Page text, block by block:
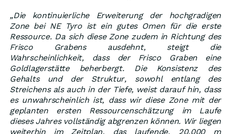
„Die kontinuierliche Erweiterung der hochgradigen
Zone bei NE Tyro ist ein gutes Omen für die erste
Ressource. Da sich diese Zone zudem in Richtung des
Frisco Grabens ausdehnt, steigt die
Wahrscheinlichkeit, dass der Frisco Graben eine
Goldlagerstätte beherbergt. Die Konsistenz des
Gehalts und der Struktur, sowohl entlang des
Streichens als auch in der Tiefe, weist darauf hin, dass
es unwahrscheinlich ist, dass wir diese Zone mit der
geplanten ersten Ressourcenschätzung im Laufe
dieses Jahres vollständig abgrenzen können. Wir liegen
weiterhin im Zeitplan, das laufende, 20.000 m